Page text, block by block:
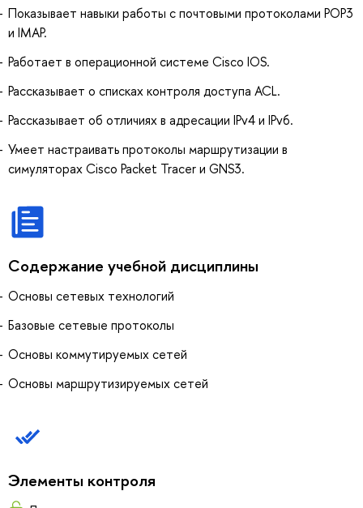
Показывает навыки работы с почтовыми протоколами POP3
и IMAP.
Работает в операционной системе Cisco IOS.
Рассказывает о списках контроля доступа ACL.
Рассказывает об отличиях в адресации IPv4 и IPv6.
Умеет настраивать протоколы маршрутизации в
симуляторах Cisco Packet Tracer и GNS3.
Содержание учебной дисциплины
Основы сетевых технологий
Базовые сетевые протоколы
Основы коммутируемых сетей
Основы маршрутизируемых сетей
Элементы контроля